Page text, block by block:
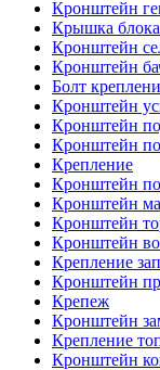
Кронштейн
Крышка блока
Кронштейн
Кронштейн
Болт
Кронштейн
Кронштейн
Кронштейн
Крепление
Кронштейн
Кронштейн
Кронштейн
Кронштейн
Крепление
Кронштейн
Крепеж
Кронштейн
Крепление
Кронштейн